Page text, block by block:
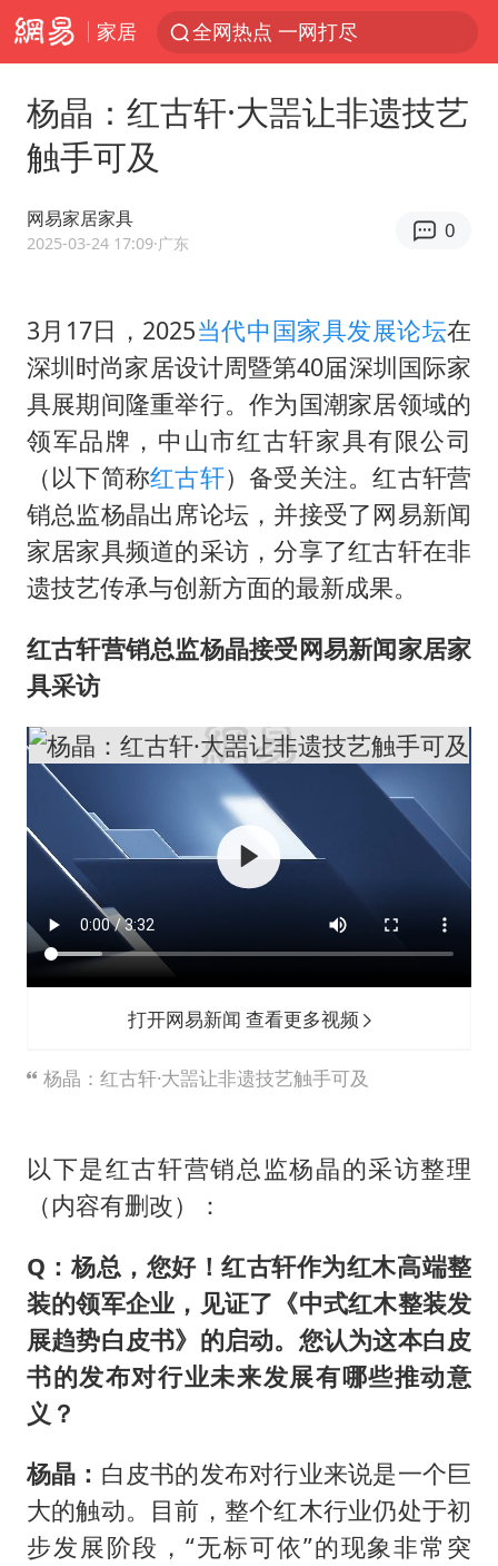
家居 全网热点 一网打尽
杨晶：红古轩·大噐让非遗技艺
触手可及
网易家居家具
2025-03-24 17:09·广东
0
3月17日，2025当代中国家具发展论坛在
深圳时尚家居设计周暨第40届深圳国际家
具展期间隆重举行。作为国潮家居领域的
领军品牌，中山市红古轩家具有限公司
（以下简称红古轩）备受关注。红古轩营
销总监杨晶出席论坛，并接受了网易新闻
家居家具频道的采访，分享了红古轩在非
遗技艺传承与创新方面的最新成果。
红古轩营销总监杨晶接受网易新闻家居家
具采访
打开网易新闻 查看更多视频
杨晶：红古轩·大噐让非遗技艺触手可及
以下是红古轩营销总监杨晶的采访整理
（内容有删改）：
Q：杨总，您好！红古轩作为红木高端整
装的领军企业，见证了《中式红木整装发
展趋势白皮书》的启动。您认为这本白皮
书的发布对行业未来发展有哪些推动意
义？
杨晶： 白皮书的发布对行业来说是一个巨
大的触动。目前，整个红木行业仍处于初
步发展阶段，“无标可依”的现象非常突